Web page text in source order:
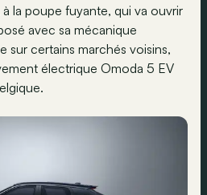
la poupe fuyante, qui va ouvrir
avec sa mécanique
sur certains marchés voisins,
électrique Omoda 5 EV